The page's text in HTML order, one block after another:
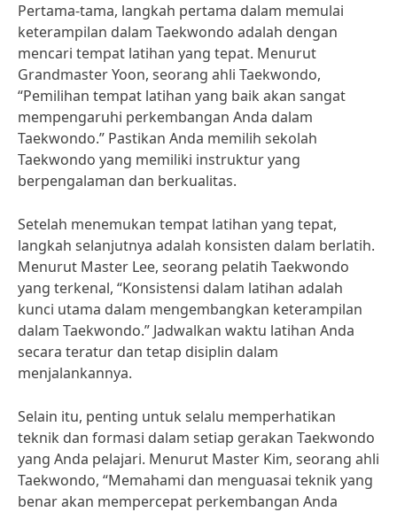
Pertama-tama, langkah pertama dalam memulai
keterampilan dalam Taekwondo adalah dengan
mencari tempat latihan yang tepat. Menurut
Grandmaster Yoon, seorang ahli Taekwondo,
“Pemilihan tempat latihan yang baik akan sangat
mempengaruhi perkembangan Anda dalam
Taekwondo.” Pastikan Anda memilih sekolah
Taekwondo yang memiliki instruktur yang
berpengalaman dan berkualitas.
Setelah menemukan tempat latihan yang tepat,
langkah selanjutnya adalah konsisten dalam berlatih.
Menurut Master Lee, seorang pelatih Taekwondo
yang terkenal, “Konsistensi dalam latihan adalah
kunci utama dalam mengembangkan keterampilan
dalam Taekwondo.” Jadwalkan waktu latihan Anda
secara teratur dan tetap disiplin dalam
menjalankannya.
Selain itu, penting untuk selalu memperhatikan
teknik dan formasi dalam setiap gerakan Taekwondo
yang Anda pelajari. Menurut Master Kim, seorang ahli
Taekwondo, “Memahami dan menguasai teknik yang
benar akan mempercepat perkembangan Anda